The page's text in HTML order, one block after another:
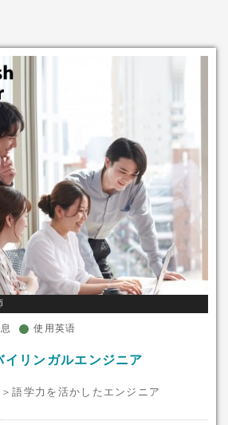
使用英语
イリンガルエンジニア
語学力を活かしたエンジニア